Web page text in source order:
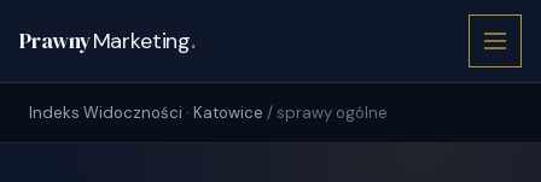
PrawnyMarketing.
Indeks Widoczności · Katowice / sprawy ogólne